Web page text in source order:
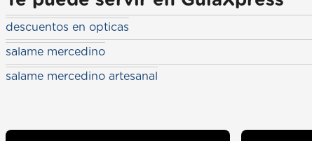
descuentos en opticas
salame mercedino
salame mercedino artesanal